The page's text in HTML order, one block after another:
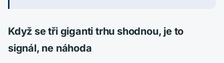
Když se tři giganti trhu shodnou, je to
signál, ne náhoda